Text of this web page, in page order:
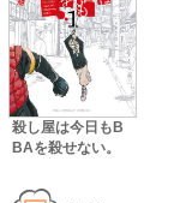
殺し屋は今日もB
BAを殺せない。